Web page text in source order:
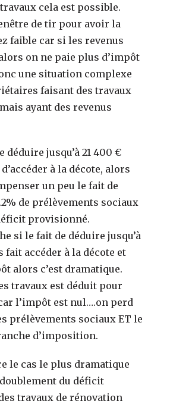
cela est possible.
de tir pour avoir la
faible car si les revenus
on ne paie plus d’impôt
une situation complexe
faisant des travaux
ayant des revenus
déduire jusqu’à 21 400 €
à la décote, alors
un peu le fait de
de prélèvements sociaux
provisionné.
si le fait de déduire jusqu’à
fait accéder à la décote et
alors c’est dramatique.
travaux est déduit pour
l’impôt est nul….on perd
prélèvements sociaux ET le
d’imposition.
le cas le plus dramatique
du déficit
travaux de rénovation